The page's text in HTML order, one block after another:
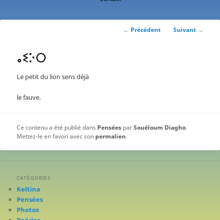
Navigation
← Précédent Suivant →
ⴰⵉⴾⵔ
Le petit du lion sens déjà
le fauve.
Ce contenu a été publié dans Pensées parSouéloum Diagho.
Mettez-le en favori avec son permalien.
CATÉGORIES
Keltina
Pensées
Photos